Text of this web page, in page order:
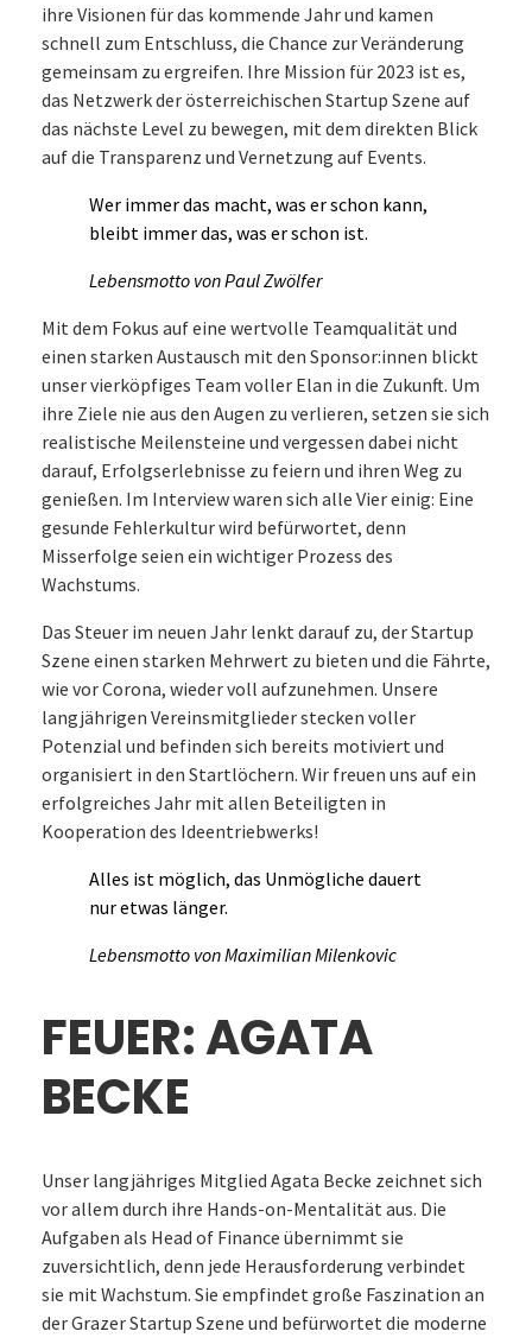
ihre Visionen für das kommende Jahr und kamen
schnell zum Entschluss, die Chance zur Veränderung
gemeinsam zu ergreifen. Ihre Mission für 2023 ist es,
das Netzwerk der österreichischen Startup Szene auf
das nächste Level zu bewegen, mit dem direkten Blick
auf die Transparenz und Vernetzung auf Events.
Wer immer das macht, was er schon kann,
bleibt immer das, was er schon ist.
Lebensmotto von Paul Zwölfer
Mit dem Fokus auf eine wertvolle Teamqualität und
einen starken Austausch mit den Sponsor:innen blickt
unser vierköpfiges Team voller Elan in die Zukunft. Um
ihre Ziele nie aus den Augen zu verlieren, setzen sie sich
realistische Meilensteine und vergessen dabei nicht
darauf, Erfolgserlebnisse zu feiern und ihren Weg zu
genießen. Im Interview waren sich alle Vier einig: Eine
gesunde Fehlerkultur wird befürwortet, denn
Misserfolge seien ein wichtiger Prozess des
Wachstums.
Das Steuer im neuen Jahr lenkt darauf zu, der Startup
Szene einen starken Mehrwert zu bieten und die Fährte,
wie vor Corona, wieder voll aufzunehmen. Unsere
langjährigen Vereinsmitglieder stecken voller
Potenzial und befinden sich bereits motiviert und
organisiert in den Startlöchern. Wir freuen uns auf ein
erfolgreiches Jahr mit allen Beteiligten in
Kooperation des Ideentriebwerks!
Alles ist möglich, das Unmögliche dauert
nur etwas länger.
Lebensmotto von Maximilian Milenkovic
FEUER: AGATA
BECKE
Unser langjähriges Mitglied Agata Becke zeichnet sich
vor allem durch ihre Hands-on-Mentalität aus. Die
Aufgaben als Head of Finance übernimmt sie
zuversichtlich, denn jede Herausforderung verbindet
sie mit Wachstum. Sie empfindet große Faszination an
der Grazer Startup Szene und befürwortet die moderne